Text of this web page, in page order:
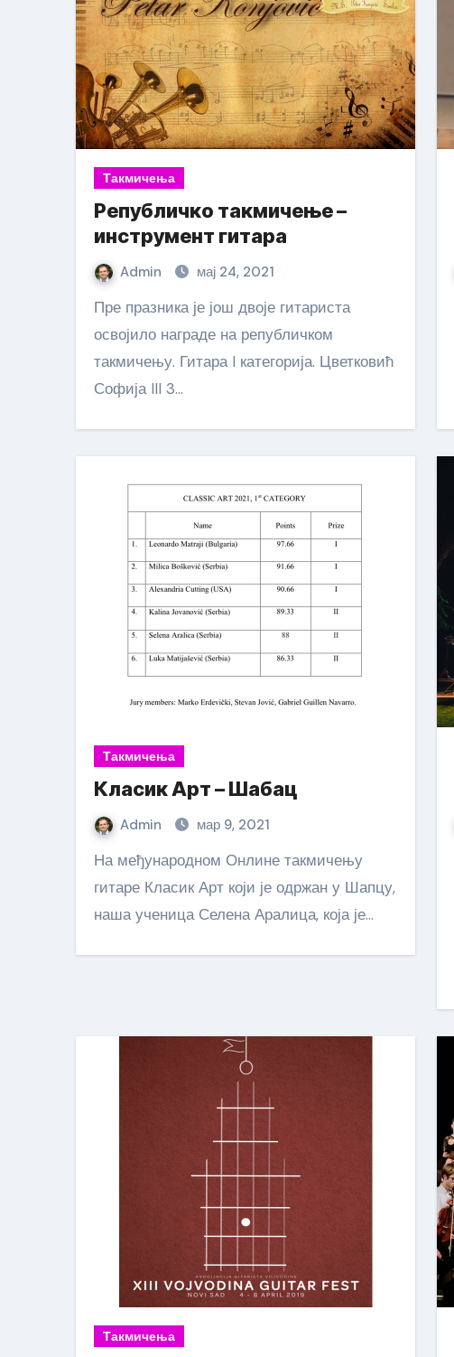
Такмичења
Републичко такмичење –
инструмент гитара
Admin мај 24, 2021
Пре празника је још двоје гитариста
освојило награде на републичком
такмичењу. Гитара I категорија. Цветковић
Софија III 3…
Такмичења
Класик Арт – Шабац
Admin мар 9, 2021
На међународном Онлине такмичењу
гитаре Класик Арт који је одржан у Шапцу,
наша ученица Селена Аралица, која је…
Такмичења